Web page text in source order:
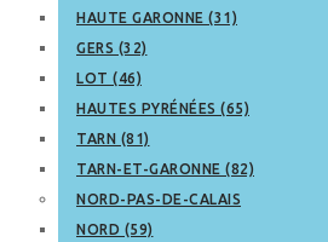
HAUTE GARONNE (31)
GERS (32)
LOT (46)
HAUTES PYRÉNÉES (65)
TARN (81)
TARN-ET-GARONNE (82)
NORD-PAS-DE-CALAIS
NORD (59)